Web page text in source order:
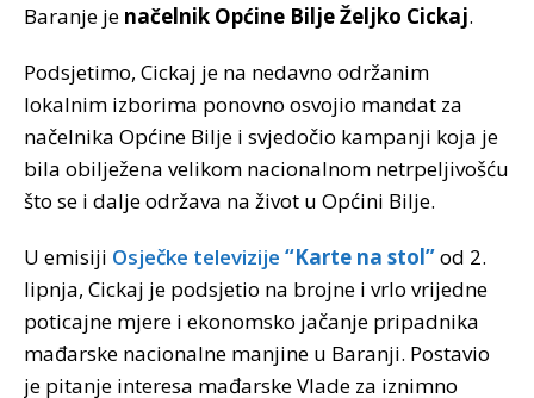
Baranje je načelnik Općine Bilje Željko Cickaj.
Podsjetimo, Cickaj je na nedavno održanim
lokalnim izborima ponovno osvojio mandat za
načelnika Općine Bilje i svjedočio kampanji koja je
bila obilježena velikom nacionalnom netrpeljivošću
što se i dalje održava na život u Općini Bilje.
U emisiji Osječke televizije “Karte na stol”od 2.
lipnja, Cickaj je podsjetio na brojne i vrlo vrijedne
poticajne mjere i ekonomsko jačanje pripadnika
mađarske nacionalne manjine u Baranji. Postavio
je pitanje interesa mađarske Vlade za iznimno